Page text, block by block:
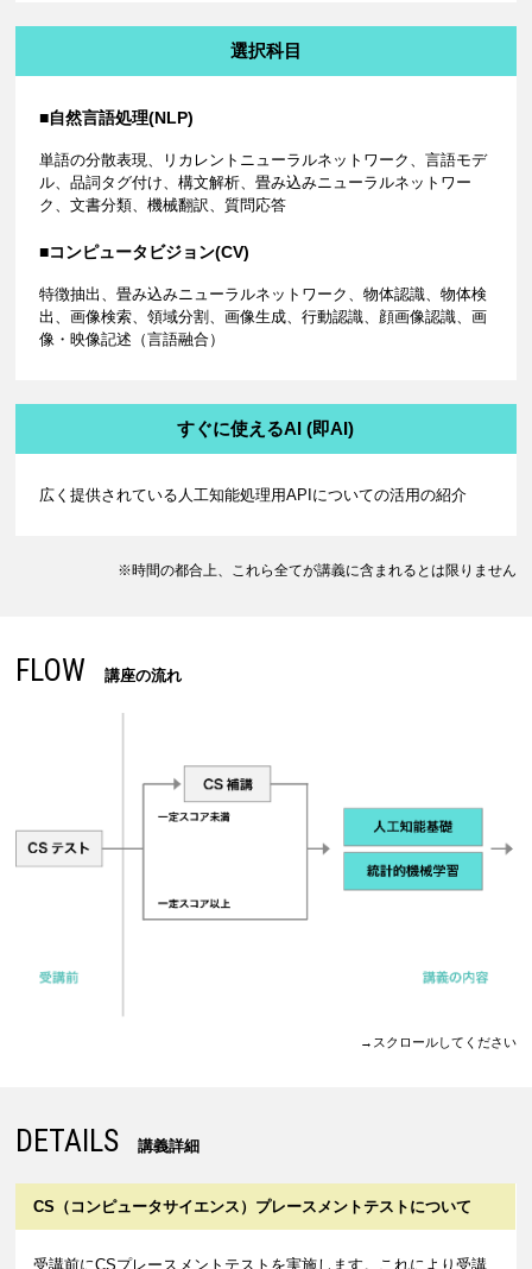
選択科目
■自然言語処理(NLP)
単語の分散表現、リカレントニューラルネットワーク、言語モデ
ル、品詞タグ付け、構文解析、畳み込みニューラルネットワー
ク、文書分類、機械翻訳、質問応答
■コンピュータビジョン(CV)
特徴抽出、畳み込みニューラルネットワーク、物体認識、物体検
出、画像検索、領域分割、画像生成、行動認識、顔画像認識、画
像・映像記述（言語融合）
すぐに使えるAI (即AI)
広く提供されている人工知能処理用APIについての活用の紹介
※時間の都合上、これら全てが講義に含まれるとは限りません
FLOW 講座の流れ
→スクロールしてください
DETAILS 講義詳細
CS（コンピュータサイエンス）プレースメント テストについて
受講前にCSプレースメントテストを実施します。これにより受講